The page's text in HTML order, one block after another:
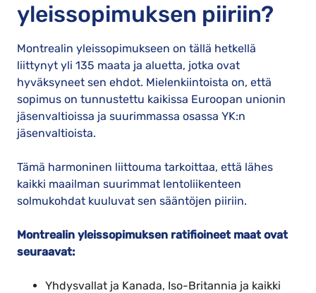
yleissopimuksen piiriin?
Montrealin yleissopimukseen on tällä hetkellä
liittynyt yli 135 maata ja aluetta, jotka ovat
hyväksyneet sen ehdot. Mielenkiintoista on, että
sopimus on tunnustettu kaikissa Euroopan unionin
jäsenvaltioissa ja suurimmassa osassa YK:n
jäsenvaltioista.
Tämä harmoninen liittouma tarkoittaa, että lähes
kaikki maailman suurimmat lentoliikenteen
solmukohdat kuuluvat sen sääntöjen piiriin.
Montrealin yleissopimuksen ratifioineet maat ovat
seuraavat:
Yhdysvallat ja Kanada, Iso-Britannia ja kaikki